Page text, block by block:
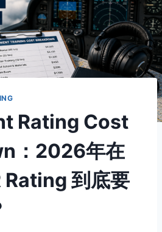
Rating Cost
：2026年在
Rating 到底要